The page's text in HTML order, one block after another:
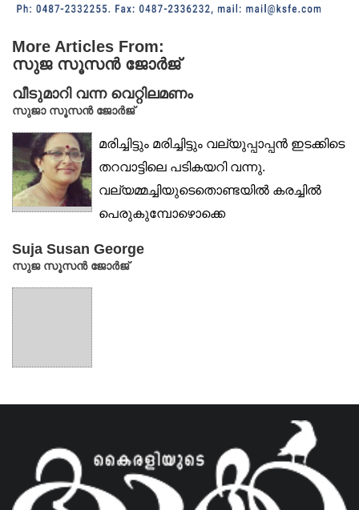
More Articles From:
സുജ സൂസൻ ജോർജ്
വീടുമാറി വന്ന വെറ്റിലമണം
സുജാ സൂസൻ ജോർജ്
മരിച്ചിട്ടും മരിച്ചിട്ടും വല്യുപ്പാപ്പൻ ഇടക്കിടെ
തറവാട്ടിലെ പടികയറി വന്നു.
വല്യമ്മച്ചിയുടെതൊണ്ടയിൽ കരച്ചിൽ
പെരുകുമ്പോഴൊക്കെ
Suja Susan George
സുജ സൂസൻ ജോർജ്